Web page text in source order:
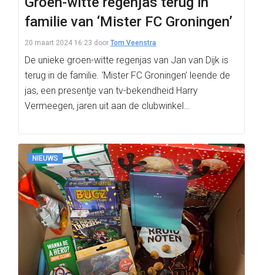
familie van ‘Mister FC Groningen’
20 maart 2024 16:23 door Tom Veenstra
De unieke groen-witte regenjas van Jan van Dijk is
terug in de familie. ‘Mister FC Groningen’ leende de
jas, een presentje van tv-bekendheid Harry
Vermeegen, jaren uit aan de clubwinkel…
NIEUWS